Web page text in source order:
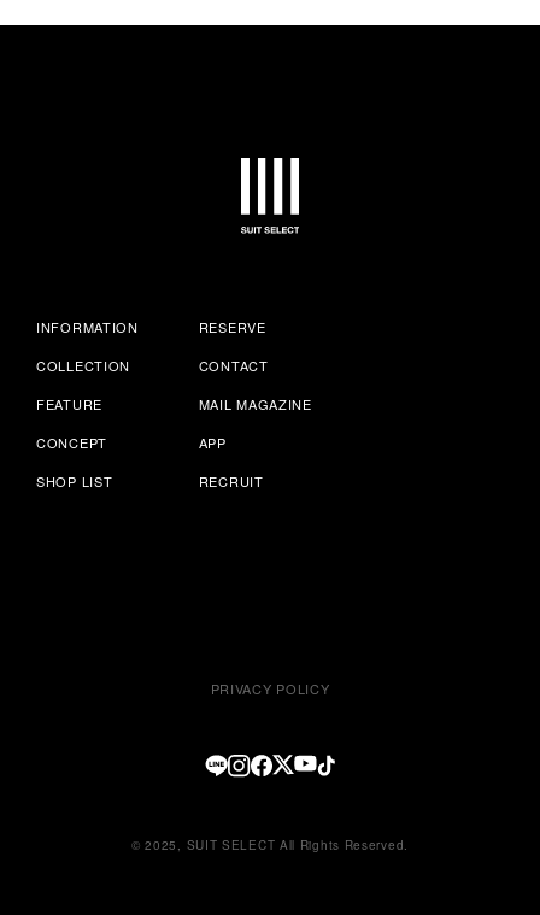
INFORMATION
COLLECTION
FEATURE
CONCEPT
SHOP LIST
RESERVE
CONTACT
MAIL MAGAZINE
APP
RECRUIT
PRIVACY POLICY
© 2025, SUIT SELECT All Rights Reserved.